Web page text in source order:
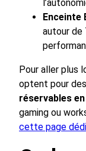
Enceinte
autour de
Pour aller plus
optent pour des
réservables
gaming ou
cette page